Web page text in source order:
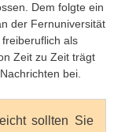
Dem folgte ein
der Fernuniversität
als
Zeit zu Zeit trägt
bei.
sollten Sie